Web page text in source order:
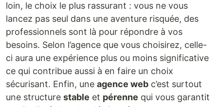
loin, le choix le plus rassurant : vous ne vous
lancez pas seul dans une aventure risquée, des
professionnels sont là pour répondre à vos
besoins. Selon l’agence que vous choisirez, celle-
ci aura une expérience plus ou moins significative
ce qui contribue aussi à en faire un choix
sécurisant. Enfin, une agence web c’est surtout
une structure stable et pérenne qui vous garantit